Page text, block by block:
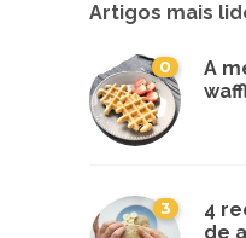
Artigos mais
0
A
3
4
de